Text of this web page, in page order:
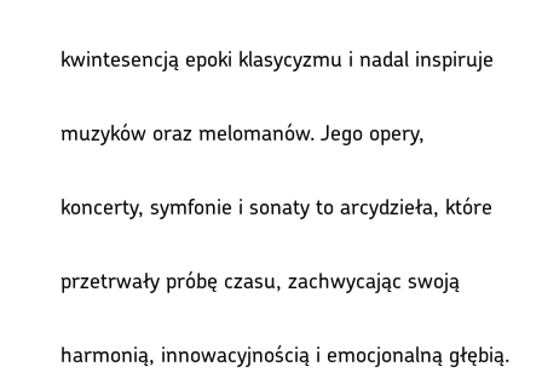
kwintesencją epoki klasycyzmu i nadal inspiruje
muzyków oraz melomanów. Jego opery,
koncerty, symfonie i sonaty to arcydzieła, które
przetrwały próbę czasu, zachwycając swoją
harmonią, innowacyjnością i emocjonalną głębią.